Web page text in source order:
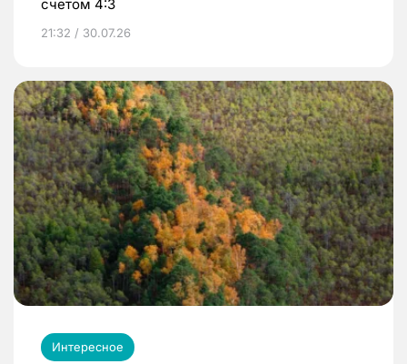
счетом 4:3
21:32 / 30.07.26
Интересное